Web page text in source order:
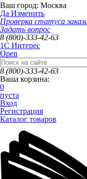
Ваш город: Москва
Да Изменить
Проверка статуса
Задать вопрос
8 (800)-333-42-63
1C Интерес
Open
8 (800)-333-42-63
Ваша корзина:
0
пуста
Вход
Регистрация
Каталог товаров